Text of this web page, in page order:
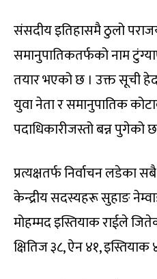
संसदीय इतिहासमै ठुलो
समानुपातिकतर्फको नाम
तयार भएको छ । उक्त सूची
युवा नेता र समानुपातिक
पदाधिकारीजस्तो बन्न पुगेको
प्रत्यक्षतर्फ निर्वाचन लडेका
केन्द्रीय सदस्यहरू सुहाङ
मोहम्मद इस्तियाक राईले
क्षितिज ३८, ऐन ४१, इस्तियाक